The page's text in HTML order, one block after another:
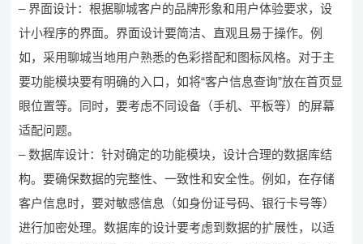
– 界面设计：根据聊城客户的品牌形象和用户体验要求，设
计小程序的界面。界面设计要简洁、直观且易于操作。例
如，采用聊城当地用户熟悉的色彩搭配和图标风格。对于主
要功能模块要有明确的入口，如将“客户信息查询”放在首页显
眼位置等。同时，要考虑不同设备（手机、平板等）的屏幕
适配问题。
– 数据库设计：针对确定的功能模块，设计合理的数据库结
构。要确保数据的完整性、一致性和安全性。例如，在存储
客户信息时，要对敏感信息（如身份证号码、银行卡号等）
进行加密处理。数据库的设计要考虑到数据的扩展性，以适